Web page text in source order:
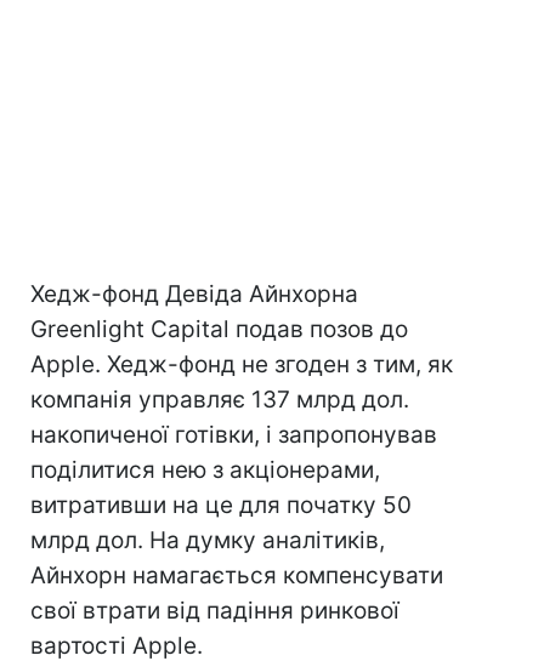
Хедж-фонд Девіда Айнхорна
Greenlight Capital подав позов до
Apple. Хедж-фонд не згоден з тим, як
компанія управляє 137 млрд дол.
накопиченої готівки, і запропонував
поділитися нею з акціонерами,
витративши на це для початку 50
млрд дол. На думку аналітиків,
Айнхорн намагається компенсувати
свої втрати від падіння ринкової
вартості Apple.